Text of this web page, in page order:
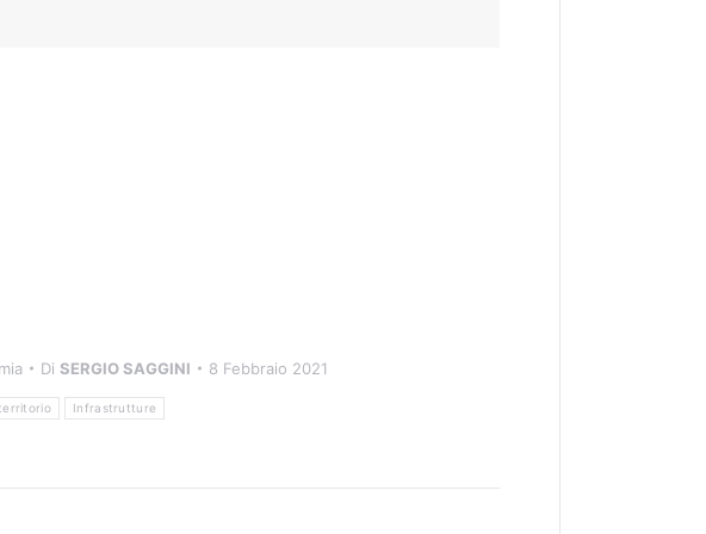
Di SERGIO SAGGINI 8 Febbraio 2021
Infrastrutture